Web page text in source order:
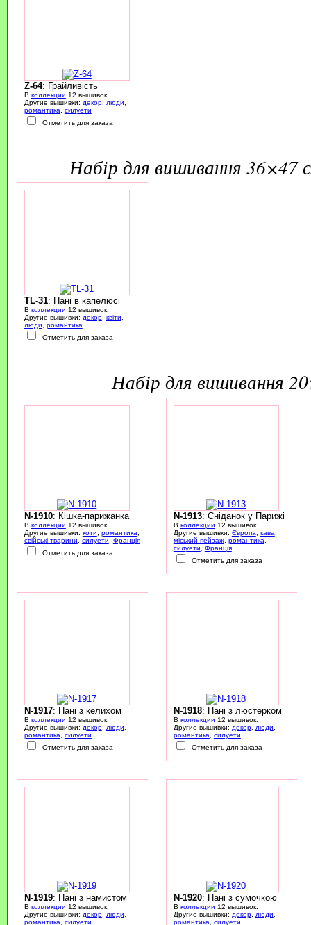
Z-64: Грайливість
В коллекции 12 вышивок.
Другие вышивки: декор, люди
романтика
силуети
Отметить для заказа
набір для вишивання
TL-31: Пані в капелюсі
В коллекции 12 вышивок.
Другие вышивки: декор, квіти,
люди, романтика
Отметить для заказа
набір для вишивання
N-1910: Кішка-парижанка
В коллекции 12 вышивок.
Другие вышивки: коти романтика
свійські тварини
силуети
Франція
Отметить для заказа
N-1913: Сніданок у Парижі
В коллекции 12 вышивок.
Другие вышивки: Європа кава
міський пейзаж, романтика
силуети
Франція
Отметить для заказа
N-1917: Пані з келихом
В коллекции 12 вышивок.
Другие вышивки: декор, люди
романтика
силуети
Отметить для заказа
N-1918: Пані з люстерком
В коллекции 12 вышивок.
Другие вышивки: декор, люди
романтика
силуети
Отметить для заказа
N-1919: Пані з намистом
В коллекции 12 вышивок.
Другие вышивки: декор, люди
романтика
силуети
N-1920: Пані з сумочкою
В коллекции 12 вышивок.
Другие вышивки: декор, люди
романтика
силуети